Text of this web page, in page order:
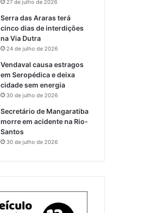
27 de julho de 2026
Serra das Araras terá
cinco dias de interdições
na Via Dutra
24 de julho de 2026
Vendaval causa estragos
em Seropédica e deixa
cidade sem energia
30 de julho de 2026
Secretário de Mangaratiba
morre em acidente na Rio-
Santos
30 de julho de 2026